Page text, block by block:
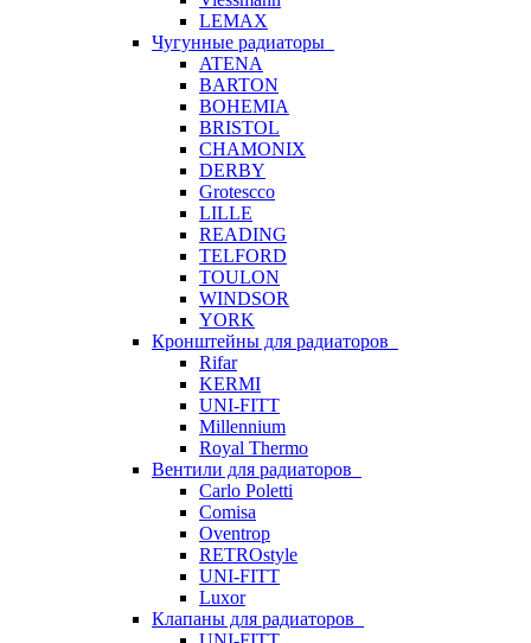
LEMAX
Чугунные радиаторы
ATENA
BARTON
BOHEMIA
BRISTOL
CHAMONIX
DERBY
Grotescco
LILLE
READING
TELFORD
TOULON
WINDSOR
YORK
Кронштейны для радиаторов
Rifar
KERMI
UNI-FITT
Millennium
Royal Thermo
Вентили для радиаторов
Carlo Poletti
Comisa
Oventrop
RETROstyle
UNI-FITT
Luxor
Клапаны для радиаторов